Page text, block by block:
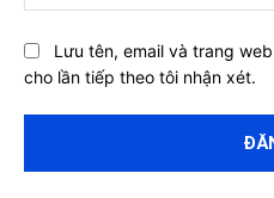
Lưu tên, email và trang
cho lần tiếp theo tôi nhận xét.